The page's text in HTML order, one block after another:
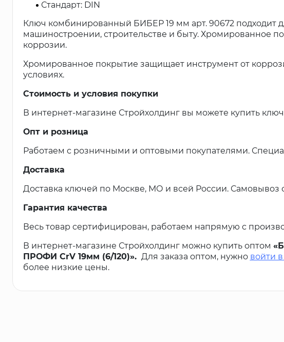
Стандарт: DIN
Ключ комбинированный БИБЕР 19 мм арт. 90672 подходит
машиностроении, строительстве и быту. Хромированное
коррозии.
Хромированное покрытие защищает инструмент от
условиях.
Стоимость и условия покупки
В интернет-магазине Стройхолдинг вы можете купить
Опт и розница
Работаем с розничными и оптовыми покупателями.
Доставка
Доставка ключей по Москве, МО и всей России. Самовывоз
Гарантия качества
Весь товар сертифицирован, работаем напрямую с
В интернет-магазине Стройхолдинг можно купить оптом
ПРОФИ CrV 19мм (6/120)». Для заказа оптом, нужно войти
более низкие цены.